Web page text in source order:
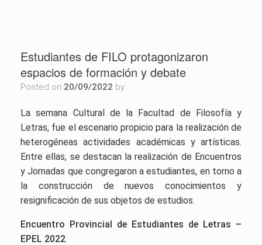
Estudiantes de FILO protagonizaron
espacios de formación y debate
Posted on 20/09/2022 by
La semana Cultural de la Facultad de Filosofía y
Letras, fue el escenario propicio para la realización de
heterogéneas actividades académicas y artísticas.
Entre ellas, se destacan la realización de Encuentros
y Jornadas que congregaron a estudiantes, en torno a
la construcción de nuevos conocimientos y
resignificación de sus objetos de estudios.
Encuentro Provincial de Estudiantes de Letras –
EPEL 2022